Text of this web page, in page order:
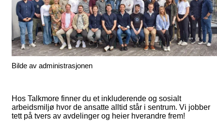
Bilde av administrasjonen
Hos Talkmore finner du et inkluderende og sosialt
arbeidsmiljø hvor de ansatte alltid står i sentrum. Vi jobber
tett på tvers av avdelinger og heier hverandre frem!